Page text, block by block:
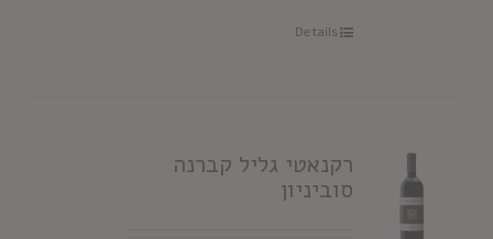
Details
רקנאטי גליל קברנה
סוביניון